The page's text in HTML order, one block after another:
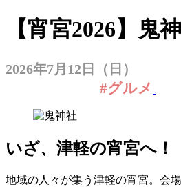
【宵宮2026】鬼
2026年7月12日（日）
#グルメ
いざ、津軽の宵宮へ ！
地域の人々が集う津軽の宵宮。会